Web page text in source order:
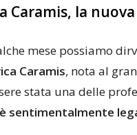
Caramis, la
mese possiamo
Caramis, nota al
stata una delle
sentimentalmente